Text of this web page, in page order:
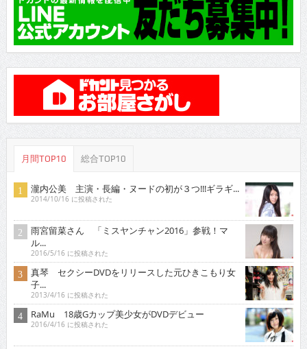
月間TOP10 総合TOP10
瀧内公美 主演・長編・ヌードの初が３つ!!!ギラギ...
2014/10/16 に投稿された
雨宮留菜さん 「ミスヤンチャン2016」参戦！マ
ル...
2016/5/16 に投稿された
真琴 セクシーDVDをリリースした元ひきこもり女
子...
2013/4/16 に投稿された
RaMu 18歳Gカップ美少女がDVDデビュー
2016/4/16 に投稿された